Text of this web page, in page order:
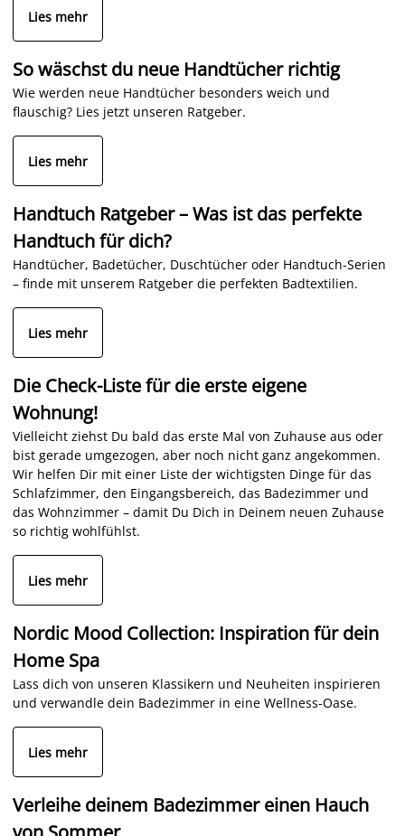
Lies mehr
So wäschst du neue Handtücher richtig
Wie werden neue Handtücher besonders weich und
flauschig? Lies jetzt unseren Ratgeber.
Lies mehr
Handtuch Ratgeber – Was ist das perfekte
Handtuch für dich?
Handtücher, Badetücher, Duschtücher oder Handtuch-Serien
– finde mit unserem Ratgeber die perfekten Badtextilien.
Lies mehr
Die Check-Liste für die erste eigene
Wohnung!
Vielleicht ziehst Du bald das erste Mal von Zuhause aus oder
bist gerade umgezogen, aber noch nicht ganz angekommen.
Wir helfen Dir mit einer Liste der wichtigsten Dinge für das
Schlafzimmer, den Eingangsbereich, das Badezimmer und
das Wohnzimmer – damit Du Dich in Deinem neuen Zuhause
so richtig wohlfühlst.
Lies mehr
Nordic Mood Collection: Inspiration für dein
Home Spa
Lass dich von unseren Klassikern und Neuheiten inspirieren
und verwandle dein Badezimmer in eine Wellness-Oase.
Lies mehr
Verleihe deinem Badezimmer einen Hauch